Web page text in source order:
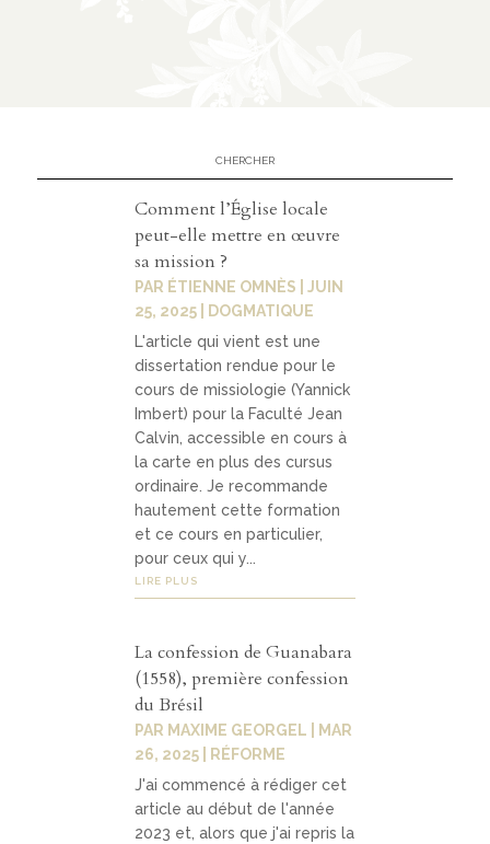
Comment l’Église locale
peut-elle mettre en œuvre
sa mission ?
PAR ÉTIENNE OMNÈS |JUIN
25, 2025
DOGMATIQUE
L'article qui vient est une
dissertation rendue pour le
cours de missiologie (Yannick
Imbert) pour la Faculté Jean
Calvin, accessible en cours à
la carte en plus des cursus
ordinaire. Je recommande
hautement cette formation
et ce cours en particulier,
pour ceux qui y...
LIRE PLUS
La confession de Guanabara
(1558), première confession
du Brésil
PAR MAXIME GEORGEL
MAR
26, 2025
RÉFORME
J'ai commencé à rédiger cet
article au début de l'année
2023 et, alors que j'ai repris la